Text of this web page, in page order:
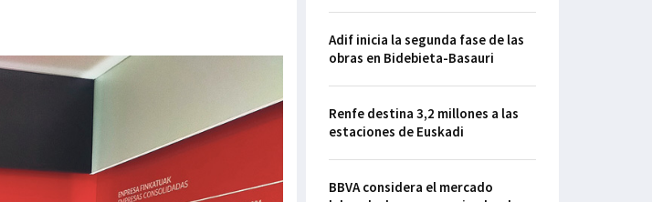
Adif inicia la segunda fase de las
obras en Bidebieta-Basauri
Renfe destina 3,2 millones a las
estaciones de Euskadi
BBVA considera el mercado